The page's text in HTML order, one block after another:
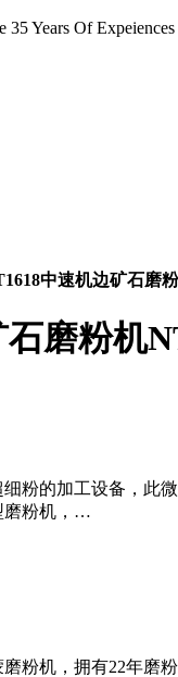
35 Years Of Expeiences
中速机边矿石磨
磨粉机
粉的加工设备，此
磨粉机，…
粉机，拥有22年磨